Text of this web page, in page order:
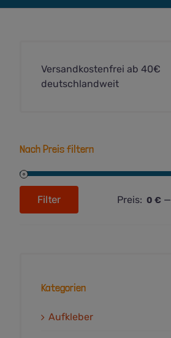
Versandkostenfrei ab 40€
deutschlandweit
Nach Preis filtern
Max.
Filter Preis: 0 €—
Kategorien
Aufkleber